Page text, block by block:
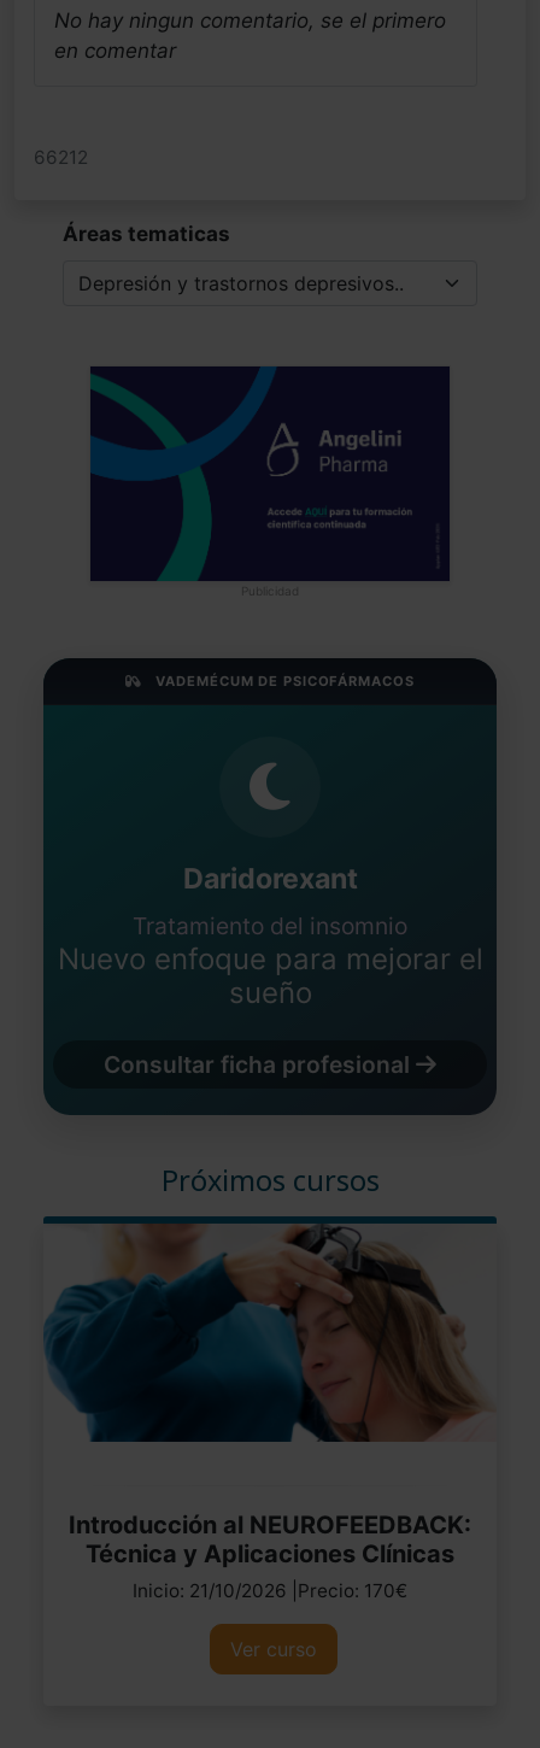
No hay ningun comentario, se el primero
en comentar
66212
Áreas tematicas
Publicidad
VADEMÉCUM DE PSICOFÁRMACOS
Daridorexant
Tratamiento del insomnio
Nuevo enfoque para mejorar el
sueño
Consultar ficha profesional
Próximos cursos
Introducción al NEUROFEEDBACK:
Técnica y Aplicaciones Clínicas
Inicio: 21/10/2026 |Precio: 170€
Ver curso